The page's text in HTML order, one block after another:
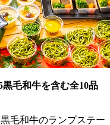
毛和牛を含む全10品
毛和牛のランプステー